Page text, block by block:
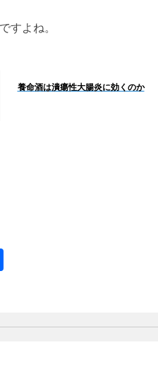
すよね。
養命酒は潰瘍性大腸炎に効くのか